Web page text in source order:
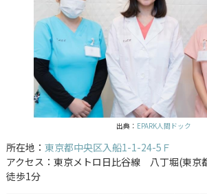
出典： EPARK人間ドック
所在地： 東京都中央区入船1-1-24-5Ｆ
アクセス：東京メトロ日比谷線 八丁堀(東京
徒歩1分